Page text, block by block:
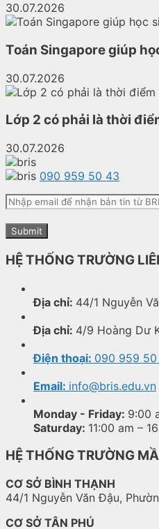
30.07.2026
Toán Singapore giúp
30.07.2026
Lớp 2 có phải là thời
30.07.2026
090 959 50 43
HỆ THỐNG TRƯỜNG
Địa chỉ: 44/1 Nguyễn
Địa chỉ: 4/9 Hoàng Dư
Điện thoại: 090 959
Email: info@bris.edu.vn
Monday - Friday: 9:00
Saturday: 11:00 am –
HỆ THỐNG TRƯỜNG
CƠ SỞ BÌNH THẠNH
44/1 Nguyễn Văn Đậu,
CƠ SỞ TÂN PHÚ